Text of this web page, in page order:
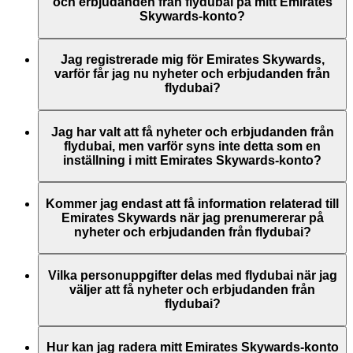
uppdatera inställningarna för ditt Emirates Skywards-konto
eller kontaktcenter.
Skywards-konto?
Emirates Skywards är lojalitetsprogrammet för både Emirates
och flydubai. Därför har du möjlighet att välja att få nyheter
och erbjudanden från både Emirates och flydubai.
Jag registrerade mig för Emirates Skywards,
varför får jag nu nyheter och erbjudanden från
flydubai?
När du registrerade dig för Emirates Skywards fick du
möjlighet att prenumerera på nyheter och erbjudanden från
Emirates, Emirates Skywards och/eller flydubai. Dina
kommunikationsinställningar har uppdaterats i enlighet
Jag har valt att få nyheter och erbjudanden från
flydubai, men varför syns inte detta som en
inställning i mitt Emirates Skywards-konto?
Det innebär att e-postadressen du har använt är kopplad till
flera Emirates Skywards-medlemsnummer eller så stämmer
inte namnet du har angett överens med namnet på ditt
Emirates Skywards-konto. Logga in på ditt Emirates
under
Kommer jag endast att få information relaterad till
Emirates Skywards när jag prenumererar på
nyheter och erbjudanden från flydubai?
Du kommer även att få alla nyheter och erbjudanden från
flydubai, inklusive kampanjer från flydubai och flydubai
Holidays.
Vilka personuppgifter delas med flydubai när jag
väljer att få nyheter och erbjudanden från
flydubai?
Ditt namn och din e-postadress kommer att delas med
flydubai för att du ska kunna få dessa nyhetsbrev. flydubai
Hur kan jag radera mitt Emirates Skywards-konto